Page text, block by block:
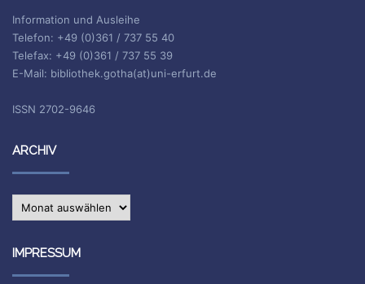
Information und Ausleihe
Telefon: +49 (0)361 / 737 55 40
Telefax: +49 (0)361 / 737 55 39
E-Mail: bibliothek.gotha(at)uni-erfurt.de
ISSN 2702-9646
ARCHIV
Archiv
IMPRESSUM